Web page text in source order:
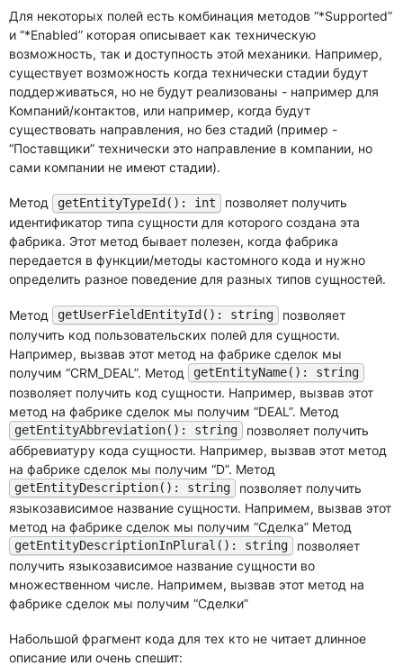
Для некоторых полей есть комбинация методов “*Supported”
и “*Enabled” которая описывает как техническую
возможность, так и доступность этой механики. Например,
существует возможность когда технически стадии будут
поддерживаться, но не будут реализованы - например для
Компаний/контактов, или например, когда будут
существовать направления, но без стадий (пример -
“Поставщики” технически это направление в компании, но
сами компании не имеют стадии).
Метод getEntityTypeId(): int
позволяет получить
идентификатор типа сущности для которого создана эта
фабрика. Этот метод бывает полезен, когда фабрика
передается в функции/методы кастомного кода и нужно
определить разное поведение для разных типов сущностей.
Метод getUserFieldEntityId(): string
позволяет
получить код пользовательских полей для сущности.
Например, вызвав этот метод на фабрике сделок мы
получим “CRM_DEAL”. Метод
getEntityName(): string
позволяет получить код сущности. Например, вызвав этот
метод на фабрике сделок мы получим “DEAL”. Метод
getEntityAbbreviation(): string
позволяет получить
аббревиатуру кода сущности. Например, вызвав этот метод
на фабрике сделок мы получим “D”. Метод
getEntityDescription(): string
позволяет получить
языкозависимое название сущности. Напримем, вызвав этот
метод на фабрике сделок мы получим “Сделка” Метод
getEntityDescriptionInPlural(): string
позволяет
получить языкозависимое название сущности во
множественном числе. Напримем, вызвав этот метод на
фабрике сделок мы получим “Сделки”
Набольшой фрагмент кода для тех кто не читает длинное
описание или очень спешит: